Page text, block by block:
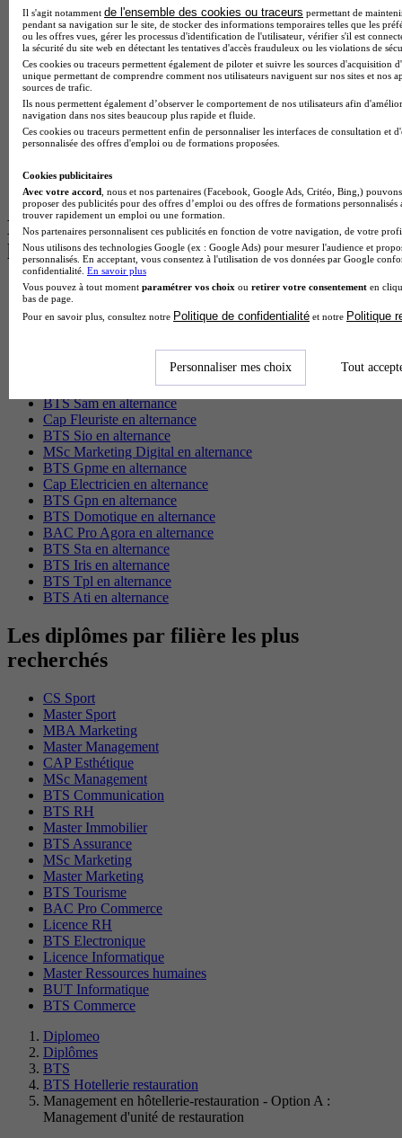
Master Meef à Lyon
Master Meef à Paris
BTS Tourisme à Bordeaux
BTS Tourisme à Lyon
BTS Tourisme à Paris
BTS Tourisme à Toulouse
Licence Psychologie à Lille
Master Informatique à Paris
BTS Communication à Bordeaux
BTS Communication à Lyon
BTS Ndrc à Lyon
Les intitulés de diplôme par alternance
les plus recherchés
BTS Esf en alternance
BTS Dietetique en alternance
BTS Mco en alternance
BTS Sp3s en alternance
Master CCA en alternance
BTS Ndrc en alternance
BTS Sam en alternance
Cap Fleuriste en alternance
BTS Sio en alternance
MSc Marketing Digital en alternance
BTS Gpme en alternance
Cap Electricien en alternance
BTS Gpn en alternance
BTS Domotique en alternance
BAC Pro Agora en alternance
BTS Sta en alternance
BTS Iris en alternance
BTS Tpl en alternance
BTS Ati en alternance
Les diplômes par filière les plus
recherchés
CS Sport
Master Sport
MBA Marketing
Master Management
CAP Esthétique
MSc Management
BTS Communication
BTS RH
Master Immobilier
BTS Assurance
MSc Marketing
Master Marketing
BTS Tourisme
BAC Pro Commerce
Licence RH
BTS Electronique
Licence Informatique
Master Ressources humaines
BUT Informatique
BTS Commerce
Diplomeo
Diplômes
BTS
BTS Hotellerie restauration
Management en hôtellerie-restauration - Option A :
Management d'unité de restauration
Il s'agit notamment de l'ensemble des cookies ou traceurs permettant de
pendant sa navigation sur le site, de stocker des informations temporaires telles que les
ou les offres vues, gérer les processus d'identification de l'utilisateur, vérifier s'il est
la sécurité du site web en détectant les tentatives d'accès frauduleux ou les violations de
Ces cookies ou traceurs permettent également de piloter et suivre les sources d'acquisition
unique permettant de comprendre comment nos utilisateurs naviguent sur nos sites et nos
sources de trafic.
Ils nous permettent également d’observer le comportement de nos utilisateurs afin
navigation dans nos sites beaucoup plus rapide et fluide.
Ces cookies ou traceurs permettent enfin de personnaliser les interfaces de consultation et
personnalisée des offres d'emploi ou de formations proposées.
Cookies publicitaires
Avec votre accord , nous et nos partenaires (Facebook, Google Ads, Critéo, Bing,)
proposer des publicités pour des offres d’emploi ou des offres de formations
trouver rapidement un emploi ou une formation.
Nos partenaires personnalisent ces publicités en fonction de votre navigation, de votre
Nous utilisons des technologies Google (ex : Google Ads) pour mesurer l'audience et
personnalisés. En acceptant, vous consentez à l'utilisation de vos données par Google
confidentialité. En savoir plus
Vous pouvez à tout moment paramétrer vos choix ou retirer votre consentement en
bas de page.
Pour en savoir plus, consultez notre Politique de confidentialité et notre Politique
Personnaliser mes choix Tout